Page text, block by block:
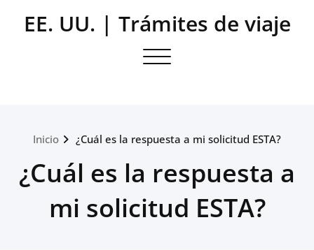
EE. UU. | Trámites de viaje
Alternar la navegación
Inicio ¿Cuál es la respuesta a mi solicitud ESTA?
¿Cuál es la respuesta a
mi solicitud ESTA?